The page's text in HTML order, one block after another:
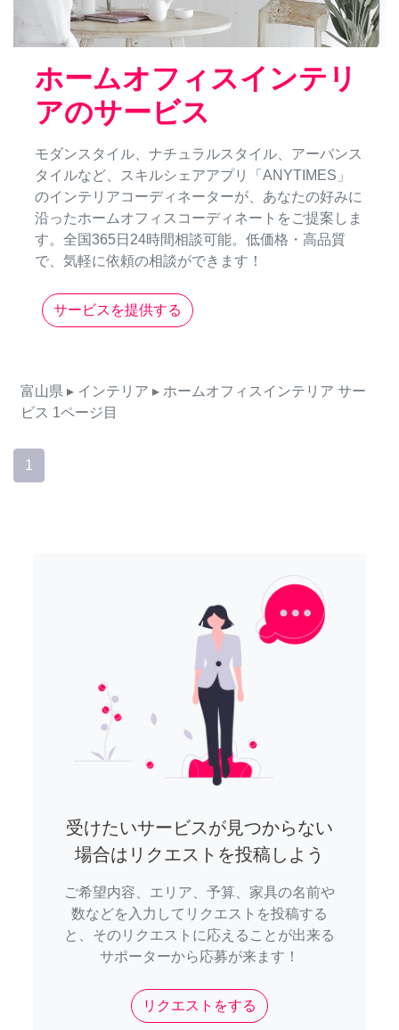
ホームオフィスインテリ
アのサービス
モダンスタイル、ナチュラルスタイル、アーバンス
タイルなど、スキルシェアアプリ「ANYTIMES」
のインテリアコーディネーターが、あなたの好みに
沿ったホームオフィスコーディネートをご提案しま
す。全国365日24時間相談可能。低価格・高品質
で、気軽に依頼の相談ができます！
サービスを提供する
富山県 ▸ インテリア ▸ ホームオフィスインテリア サー
ビス 1ページ目
1
受けたいサービスが見つからない
場合はリクエストを投稿しよう
ご希望内容、エリア、予算、家具の名前や
数などを入力してリクエストを投稿する
と、そのリクエストに応えることが出来る
サポーターから応募が来ます！
リクエストをする